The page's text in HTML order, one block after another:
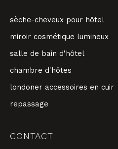
sèche-cheveux pour hôtel
miroir cosmétique lumineux
salle de bain d'hôtel
chambre d'hôtes
londoner accessoires en cuir
repassage
CONTACT